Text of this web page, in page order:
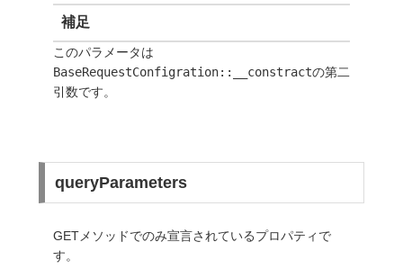
補足
このパラメータは
BaseRequestConfigration::__constractの第二
引数です。
queryParameters
GETメソッドでのみ宣言されているプロパティで
す。